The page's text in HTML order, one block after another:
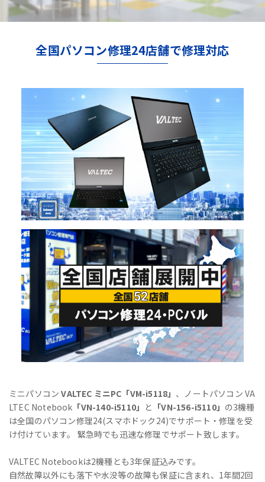
全国パソコン修理24店舗で修理対応
ミニパソコン VALTEC ミニPC「VM-i5118」 、ノートパソコン VA
LTEC Notebook 「VN-140-i5110」 と 「VN-156-i5110」 の3機種
は全国のパソコン修理24(スマホドック24)でサポート・修理を受
け付けています。 緊急時でも迅速な修理でサポート致します。
VALTEC Notebookは2機種とも3年保証込みです。
自然故障以外にも落下や水没等の故障も保証に含まれ、1年間2回